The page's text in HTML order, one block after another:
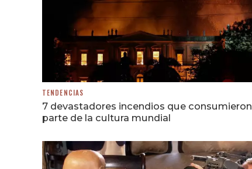
TENDENCIAS
7 devastadores incendios que consumieron
parte de la cultura mundial